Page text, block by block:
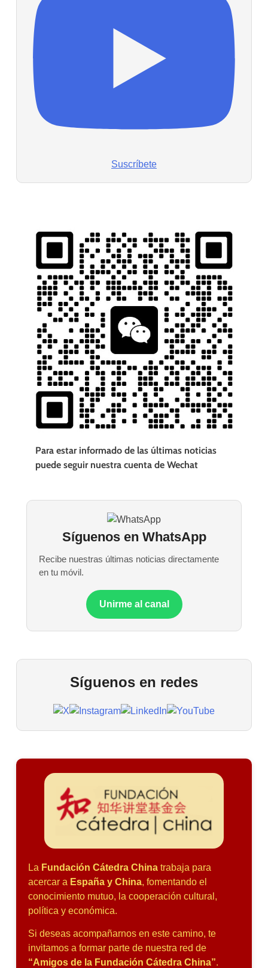
Suscríbete
Para estar informado de las últimas noticias
puede seguir nuestra cuenta de Wechat
Síguenos en WhatsApp
Recibe nuestras últimas noticias directamente
en tu móvil.
Unirme al canal
Síguenos en redes
La Fundación Cátedra China trabaja para
acercar a España y China, fomentando el
conocimiento mutuo, la cooperación cultural,
política y económica.
Si deseas acompañarnos en este camino, te
invitamos a formar parte de nuestra red de
“Amigos de la Fundación Cátedra China”.